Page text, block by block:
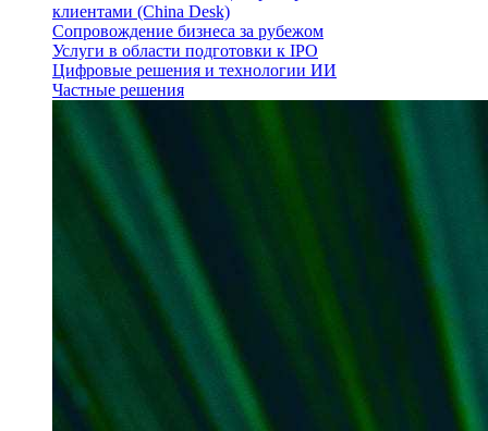
клиентами (China Desk)
Сопровождение бизнеса за рубежом
Услуги в области подготовки к IPO
Цифровые решения и технологии ИИ
Частные решения